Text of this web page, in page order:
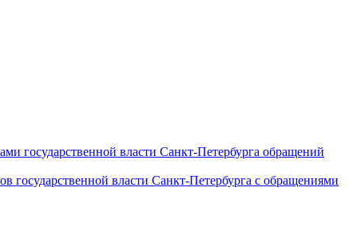
государственной власти Санкт‑Петербурга обращений
власти Санкт‑Петербурга с обращениями